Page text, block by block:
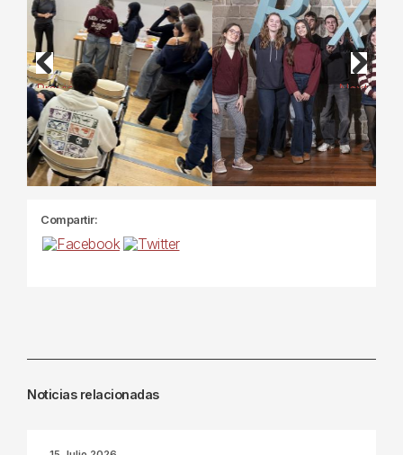
Previous Next
Compartir:
Noticias relacionadas